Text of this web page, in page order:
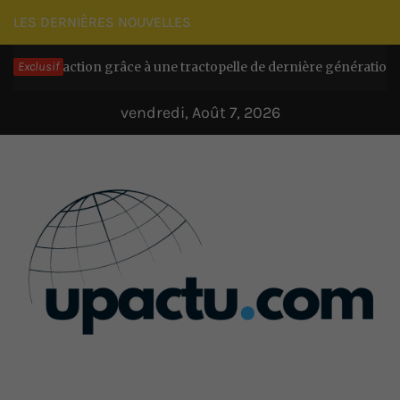
Passer
au
contenu
LES DERNIÈRES NOUVELLES
Exclusifgrâce à une tractopelle de dernière génération Il
vendredi, Août 7, 2026